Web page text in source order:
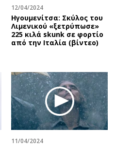
12/04/2024
Ηγουμενίτσα: Σκύλος του
Λιμενικού «ξετρύπωσε»
225 κιλά skunk σε φορτίο
από την Ιταλία (βίντεο)
11/04/2024